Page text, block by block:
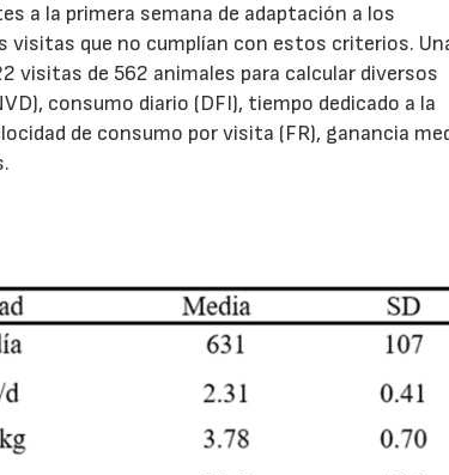
a la primera semana de adaptación a los
visitas que no cumplían con estos criterios.
visitas de 562 animales para calcular diversos
consumo diario (DFI), tiempo dedicado a la
de consumo por visita (FR), ganancia